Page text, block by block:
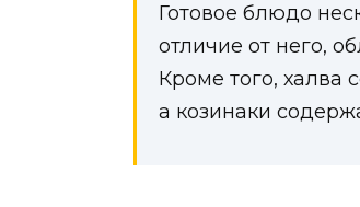
Готовое блюдо
отличие от него,
Кроме того, халва
а козинаки